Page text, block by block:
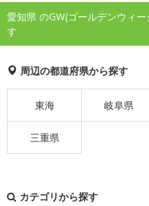
愛知県 のGW(ゴールデンウィ
す
周辺の都道府県から探す
東海 岐阜県
三重県
カテゴリから探す